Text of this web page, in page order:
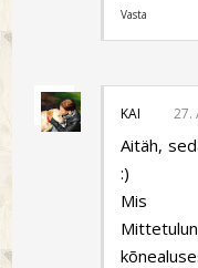
Vasta
KAI 27.
Aitäh,
:)
Mis